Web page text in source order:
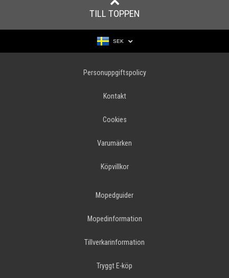
TILL TOPPEN
SEK
Personuppgiftspolicy
Kontakt
Cookies
Varumärken
Köpvillkor
Mopedguider
Mopedinformation
Tillverkarinformation
Tryggt E-köp